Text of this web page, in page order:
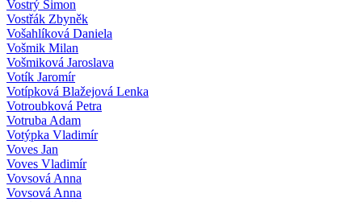
Vostrý Šimon
Vostřák Zbyněk
Vošahlíková Daniela
Vošmik Milan
Vošmiková Jaroslava
Votík Jaromír
Votípková Blažejová Lenka
Votroubková Petra
Votruba Adam
Votýpka Vladimír
Voves Jan
Voves Vladimír
Vovsová Anna
Vovsová Anna